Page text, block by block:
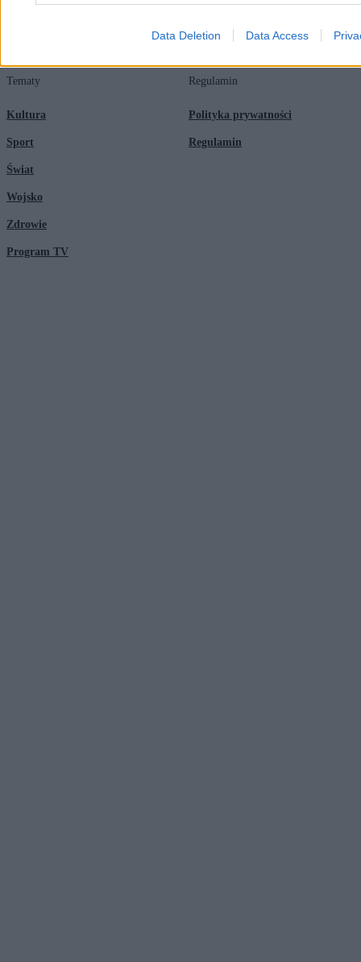
Data Deletion Data Access
Tematy
Kultura
Sport
Świat
Wojsko
Zdrowie
Program TV
Regulamin
Polityka prywatności
Regulamin